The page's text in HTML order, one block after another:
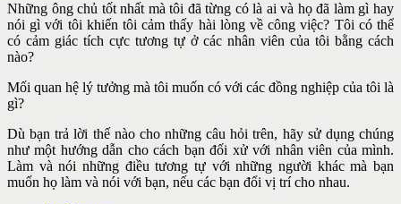
Những ông chủ tốt nhất mà tôi đã từng có là ai và họ đã làm gì hay
nói gì với tôi khiến tôi cảm thấy hài lòng về công việc? Tôi có thể
có cảm giác tích cực tương tự ở các nhân viên của tôi bằng cách
nào?
Mối quan hệ lý tưởng mà tôi muốn có với các đồng nghiệp của tôi là
gì?
Dù bạn trả lời thế nào cho những câu hỏi trên, hãy sử dụng chúng
như một hướng dẫn cho cách bạn đối xử với nhân viên của mình.
Làm và nói những điều tương tự với những người khác mà bạn
muốn họ làm và nói với bạn, nếu các bạn đổi vị trí cho nhau.